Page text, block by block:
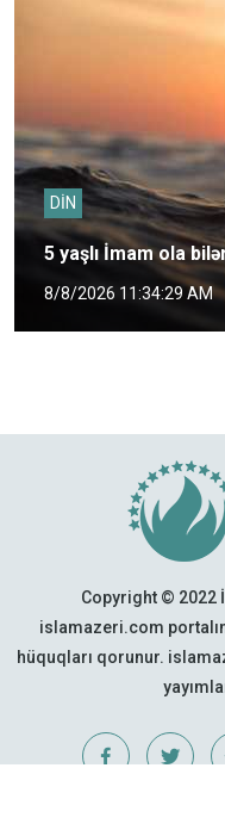
DİN
5 yaşlı İmam ola
8/8/2026 11:34:29 AM
Copyright © 2022
islamazeri.com
hüquqları qorunur.